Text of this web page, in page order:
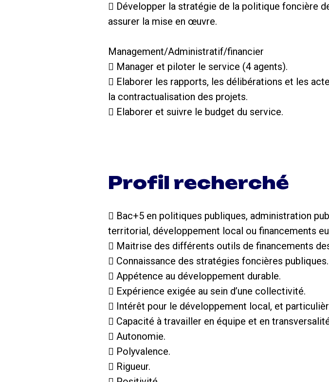
 Développer la stratégie de la politique foncière
assurer la mise en œuvre.
Management/Administratif/financier
 Manager et piloter le service (4 agents).
 Elaborer les rapports, les délibérations et les
la contractualisation des projets.
 Elaborer et suivre le budget du service.
Profil recherché
 Bac+5 en politiques publiques, administration
territorial, développement local ou financements
 Maitrise des différents outils de financements
 Connaissance des stratégies foncières publiques.
 Appétence au développement durable.
 Expérience exigée au sein d’une collectivité.
 Intérêt pour le développement local, et
 Capacité à travailler en équipe et en
 Autonomie.
 Polyvalence.
 Rigueur.